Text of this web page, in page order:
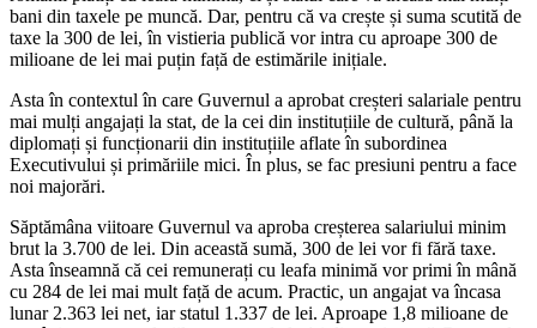
bani din taxele pe muncă. Dar, pentru că va crește și suma scutită de
taxe la 300 de lei, în vistieria publică vor intra cu aproape 300 de
milioane de lei mai puțin față de estimările inițiale.
Asta în contextul în care Guvernul a aprobat creșteri salariale pentru
mai mulți angajați la stat, de la cei din instituțiile de cultură, până la
diplomați și funcționarii din instituțiile aflate în subordinea
Executivului și primăriile mici. În plus, se fac presiuni pentru a face
noi majorări.
Săptămâna viitoare Guvernul va aproba creșterea salariului minim
brut la 3.700 de lei. Din această sumă, 300 de lei vor fi fără taxe.
Asta înseamnă că cei remunerați cu leafa minimă vor primi în mână
cu 284 de lei mai mult față de acum. Practic, un angajat va încasa
lunar 2.363 lei net, iar statul 1.337 de lei. Aproape 1,8 milioane de